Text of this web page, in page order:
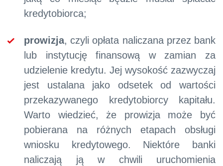
kredytobiorca;
prowizja, czyli opłata naliczana przez bank
lub instytucję finansową w zamian za
udzielenie kredytu. Jej wysokość zazwyczaj
jest ustalana jako odsetek od wartości
przekazywanego kredytobiorcy kapitału.
Warto wiedzieć, że prowizja może być
pobierana na różnych etapach obsługi
wniosku kredytowego. Niektóre banki
naliczają ją w chwili uruchomienia